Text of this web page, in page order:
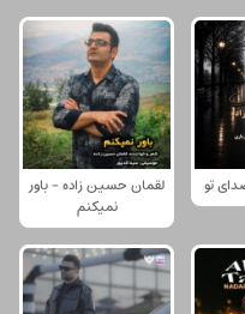
تو
لقمان حسین زاده - باور
نمیکنم